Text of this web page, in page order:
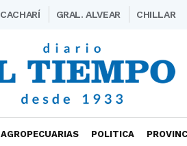
CACHARÍ GRAL. ALVEAR CHILLAR
AGROPECUARIAS POLITICA